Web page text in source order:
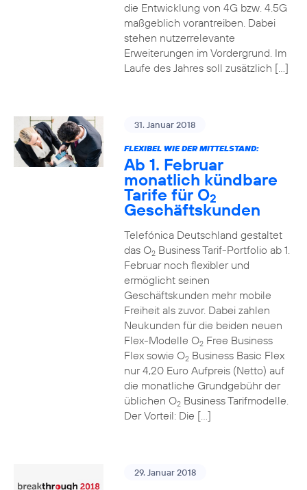
die Entwicklung von 4G bzw. 4.5G
maßgeblich vorantreiben. Dabei
stehen nutzerrelevante
Erweiterungen im Vordergrund. Im
Laufe des Jahres soll zusätzlich […]
31. Januar 2018
FLEXIBEL WIE DER MITTELSTAND:
Ab 1. Februar
monatlich kündbare
Tarife für O2
Geschäftskunden
Telefónica Deutschland gestaltet
das O2Business Tarif-Portfolio ab 1.
Februar noch flexibler und
ermöglicht seinen
Geschäftskunden mehr mobile
Freiheit als zuvor. Dabei zahlen
Neukunden für die beiden neuen
Flex-Modelle O2Free Business
Flex sowie O2Business Basic Flex
nur 4,20 Euro Aufpreis (Netto) auf
die monatliche Grundgebühr der
üblichen O2Business Tarifmodelle.
Der Vorteil: Die […]
29. Januar 2018